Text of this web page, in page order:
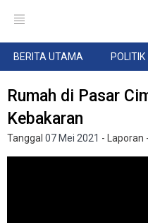
BERITA UTAMA POLITIK
Rumah di Pasar
Kebakaran
Tanggal 07 Mei 2021 - Laporan